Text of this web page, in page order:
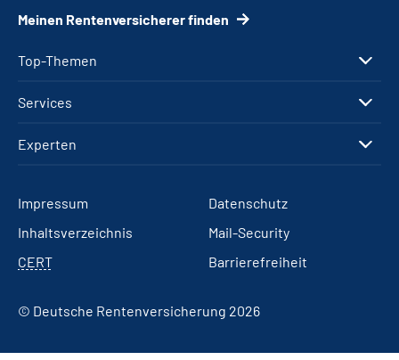
Top-Themen
Services
Experten
Meinen Rentenversicherer finden
Impressum
Datenschutz
Inhaltsverzeichnis
Mail-Security
CERT
Barrierefreiheit
© Deutsche Rentenversicherung 2026